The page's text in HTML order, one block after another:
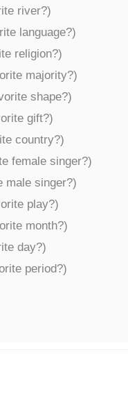
river?)
language?)
religion?)
majority?)
shape?)
gift?)
country?)
female singer?)
male singer?)
play?)
month?)
day?)
period?)